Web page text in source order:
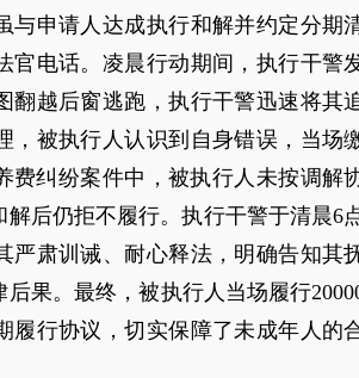
与申请人达成执行和解并约定分期
官电话。凌晨行动期间，执行干警
翻越后窗逃跑，执行干警迅速将其
，被执行人认识到自身错误，当场
费纠纷案件中，被执行人未按调解
后仍拒不履行。执行干警于清晨6
严肃训诫、耐心释法，明确告知其
果。最终，被执行人当场履行
履行协议，切实保障了未成年人的